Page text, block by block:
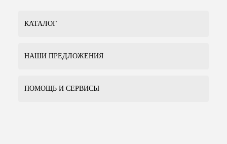
КАТАЛОГ
НАШИ ПРЕДЛОЖЕНИЯ
ПОМОЩЬ И СЕРВИСЫ